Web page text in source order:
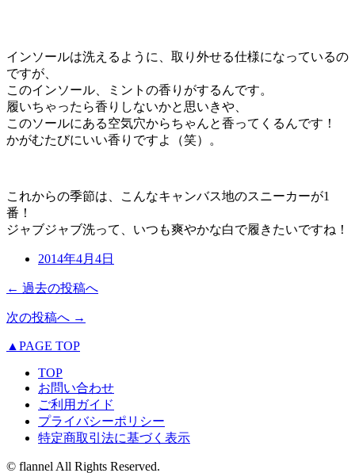
インソールは洗えるように、取り外せる仕様になっているの
ですが、
このインソール、ミントの香りがするんです。
履いちゃったら香りしないかと思いきや、
このソールにある空気穴からちゃんと香ってくるんです！
かがむたびにいい香りですよ（笑）。
これからの季節は、こんなキャンバス地のスニーカーが1
番！
ジャブジャブ洗って、いつも爽やかな白で履きたいですね！
2014年4月4日
← 過去の投稿へ
次の投稿へ →
▲PAGE TOP
TOP
お問い合わせ
ご利用ガイド
プライバシーポリシー
特定商取引法に基づく表示
© flannel All Rights Reserved.